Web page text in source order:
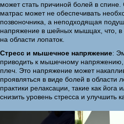
может стать причиной болей в
матрас может не обеспечивать
позвоночника, а неподходящая
напряжение в шейных мышцах, что, в
на области лопаток.
Стресс и мышечное напряжение:
приводить к мышечному
плеч. Это напряжение может
проявляться в виде болей в области
практики релаксации, такие как
снизить уровень стресса и улучшить